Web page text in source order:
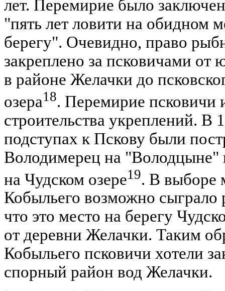
лет. Перемирие было
"пять лет ловити на обидном
берегу". Очевидно, право
закреплено за псковичами от
в районе Желачки до
озера18. Перемирие псковичи
строительства укреплений. В
подступах к Пскову были
Володимерец на "Володцыне"
на Чудском озере19. В выборе
Кобыльего возможно сыграло
что это место на берегу
от деревни Желачки. Таким
Кобыльего псковичи хотели
спорный район вод Желачки.